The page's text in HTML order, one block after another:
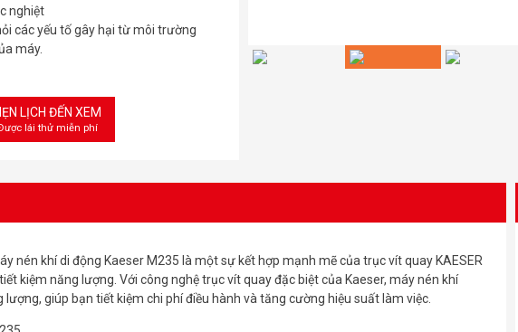
nghiệt
các yếu tố gây hại từ môi trường
máy.
LỊCH ĐẾN XEM
lái thử miễn phí
nén khí di động Kaeser M235 là một sự kết hợp mạnh mẽ của trục vít quay KAESER
kiệm năng lượng. Với công nghệ trục vít quay đặc biệt của Kaeser, máy nén khí
giúp bạn tiết kiệm chi phí điều hành và tăng cường hiệu suất làm việc.